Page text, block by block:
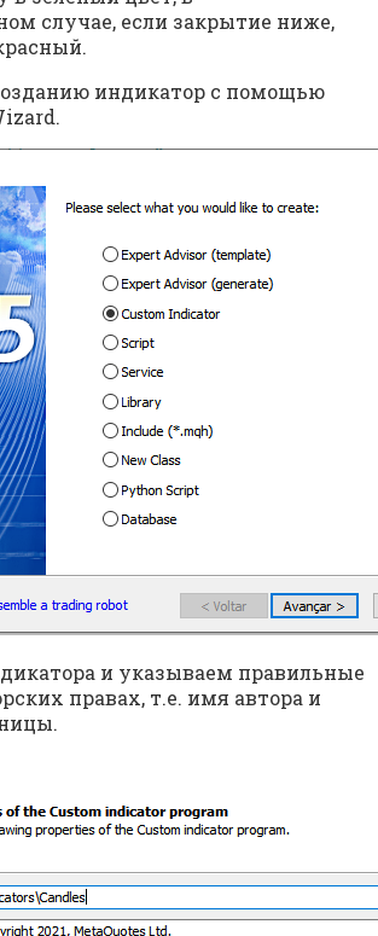
случае, если закрытие ниже,
индикатор с помощью
и указываем правильные
правах, т.е. имя автора и